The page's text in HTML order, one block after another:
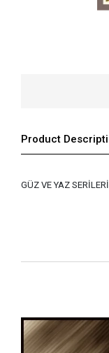
Product
GÜZ VE YAZ